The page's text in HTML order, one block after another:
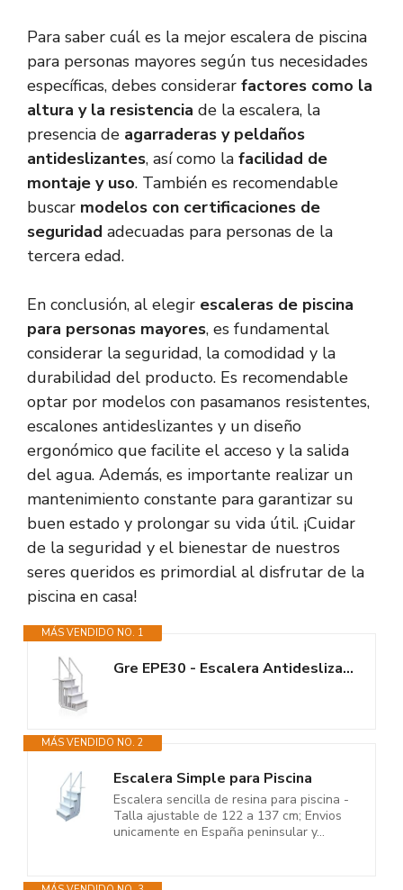
Para saber cuál es la mejor escalera de piscina
para personas mayores según tus necesidades
específicas, debes considerar factores como la
altura y la resistencia de la escalera, la
presencia de agarraderas y peldaños
antideslizantes, así como la facilidad de
montaje y uso. También es recomendable
buscar modelos con certificaciones de
seguridad adecuadas para personas de la
tercera edad.
En conclusión, al elegir escaleras de piscina
para personas mayores, es fundamental
considerar la seguridad, la comodidad y la
durabilidad del producto. Es recomendable
optar por modelos con pasamanos resistentes,
escalones antideslizantes y un diseño
ergonómico que facilite el acceso y la salida
del agua. Además, es importante realizar un
mantenimiento constante para garantizar su
buen estado y prolongar su vida útil. ¡Cuidar
de la seguridad y el bienestar de nuestros
seres queridos es primordial al disfrutar de la
piscina en casa!
MÁS VENDIDO NO. 1
Gre EPE30 - Escalera Antideslizante para Piscina Enterrada, Escalera de...
MÁS VENDIDO NO. 2
Escalera Simple para Piscina
Escalera sencilla de resina para piscina -
Talla ajustable de 122 a 137 cm; Envios
unicamente en España peninsular y...